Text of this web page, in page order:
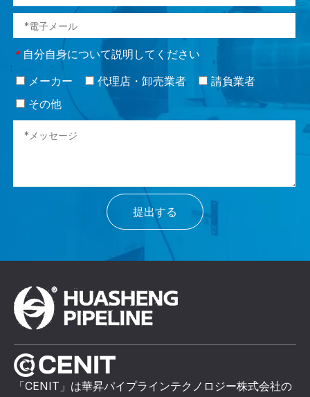
* 自分自身について説明してください
メーカー
代理店・卸売業者
請負業者
その他
提出する
「CENIT」は華昇パイプラインテクノロジー株式会社の